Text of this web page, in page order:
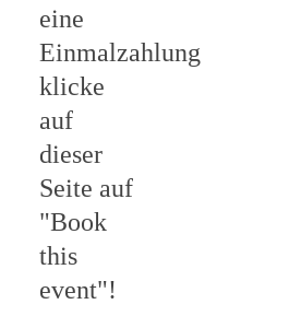
eine
Einmalzahlung
klicke
auf
dieser
Seite auf
"Book
this
event"!